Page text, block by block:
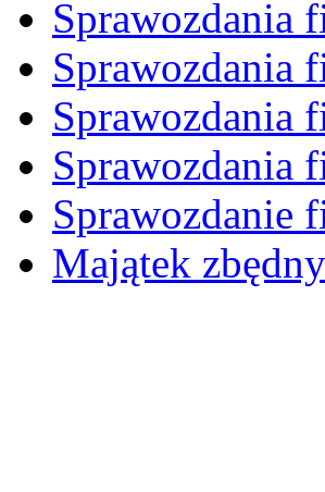
Sprawozdania
Sprawozdania
Sprawozdania
Sprawozdania
Sprawozdanie
Majątek zbędny